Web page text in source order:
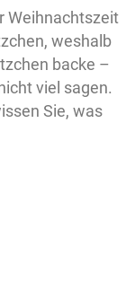
Weihnachtszeit
weshalb
backe –
viel sagen.
Sie, was